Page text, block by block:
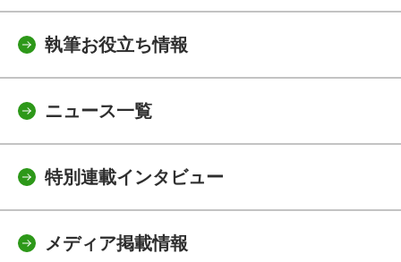
執筆お役立ち情報
ニュース一覧
特別連載インタビュー
メディア掲載情報